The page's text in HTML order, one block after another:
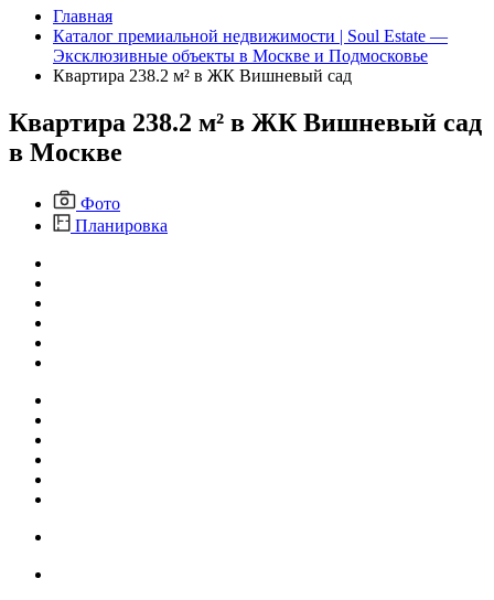
Главная
Каталог премиальной недвижимости | Soul Estate —
Эксклюзивные объекты в Москве и Подмосковье
Квартира 238.2 м² в ЖК Вишневый сад
Квартира 238.2 м² в ЖК Вишневый сад
в Москве
Фото
Планировка